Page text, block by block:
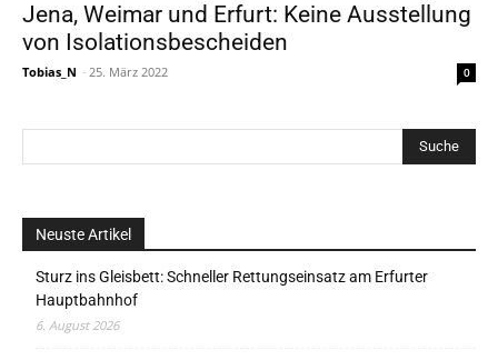
Jena, Weimar und Erfurt: Keine Ausstellung
von Isolationsbescheiden
Tobias_N - 25. März 2022 0
Neuste Artikel
Sturz ins Gleisbett: Schneller Rettungseinsatz am Erfurter
Hauptbahnhof
6. August 2026